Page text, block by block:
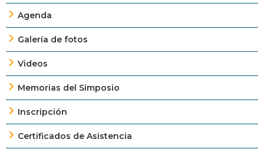
Agenda
Galería de fotos
Videos
Memorias del Simposio
Inscripción
Certificados de Asistencia